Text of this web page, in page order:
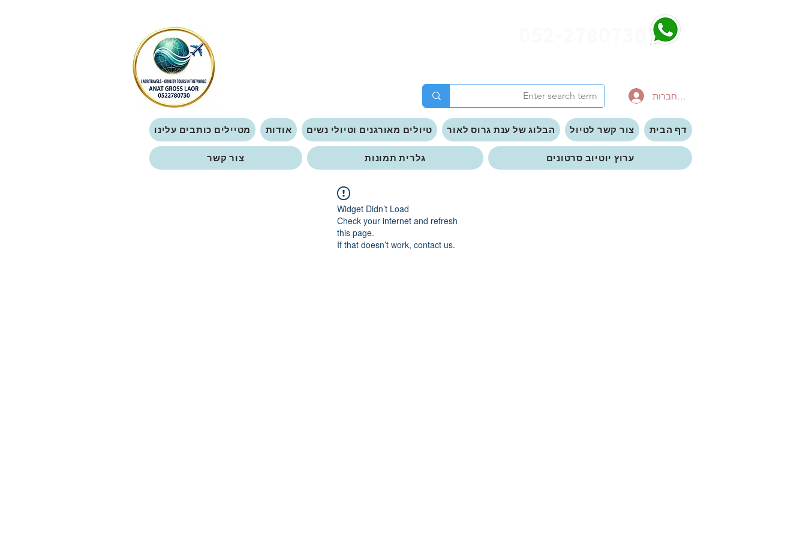
להתחברות
דף הבית צור קשר לטיול הבלוג של ענת גרוס לאור טיולים מאורגנים וטיולי נשים אודות מטיילים כותבים עלינו
ערוץ יוטיוב סרטונים גלרית תמונות צור קשר
Widget Didn’t Load
Check your internet and refresh
this page.
If that doesn’t work, contact us.